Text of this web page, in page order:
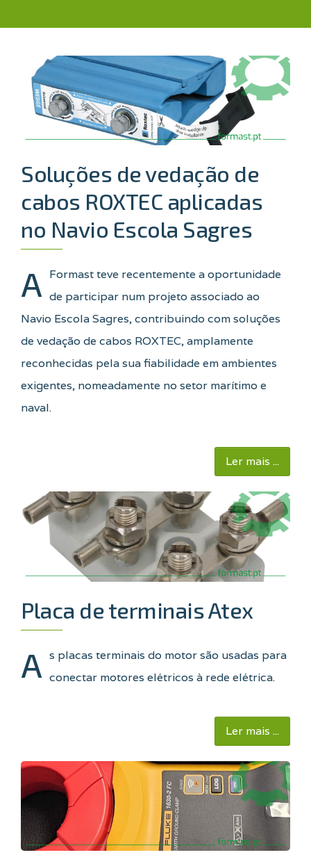
Soluções de vedação de
cabos ROXTEC aplicadas
no Navio Escola Sagres
A Formast teve recentemente a oportunidade
de participar num projeto associado ao
Navio Escola Sagres, contribuindo com soluções
de vedação de cabos ROXTEC, amplamente
reconhecidas pela sua fiabilidade em ambientes
exigentes, nomeadamente no setor marítimo e
naval.
Ler mais ...
Placa de terminais Atex
A s placas terminais do motor são usadas para
conectar motores elétricos à rede elétrica.
Ler mais ...